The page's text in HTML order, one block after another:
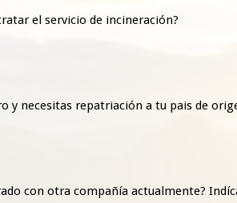
el servicio de incineración?
y necesitas repatriación a tu pais de
con otra compañía actualmente?